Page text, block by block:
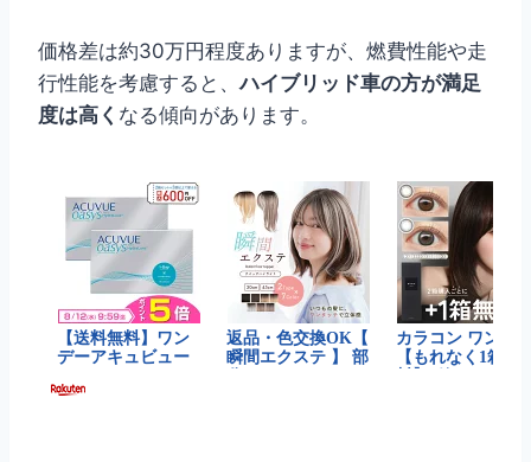
価格差は約30万円程度ありますが、燃費性能や走
行性能を考慮すると、ハイブリッド車の方が満足
度は高く なる傾向があります。